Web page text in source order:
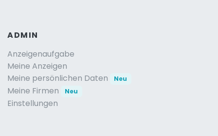
ADMIN
Anzeigenaufgabe
Meine Anzeigen
Meine persönlichen Daten
Neu
Meine Firmen Neu
Einstellungen